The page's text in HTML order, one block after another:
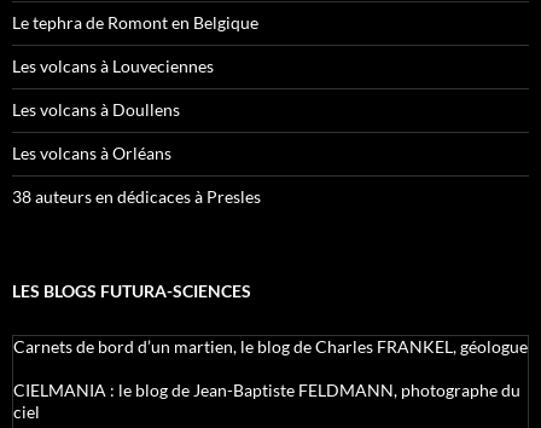
Le tephra de Romont en Belgique
Les volcans à Louveciennes
Les volcans à Doullens
Les volcans à Orléans
38 auteurs en dédicaces à Presles
LES BLOGS FUTURA-SCIENCES
Carnets de bord d’un martien, le blog de Charles FRANKEL, géologue
CIELMANIA : le blog de Jean-Baptiste FELDMANN, photographe du
ciel